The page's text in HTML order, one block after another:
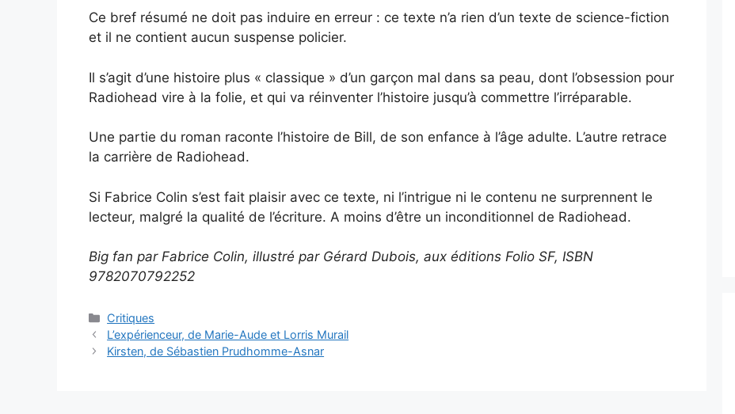
Ce bref résumé ne doit pas induire en erreur : ce texte n’a rien d’un texte de science-fiction
et il ne contient aucun suspense policier.
Il s’agit d’une histoire plus « classique » d’un garçon mal dans sa peau, dont l’obsession pour
Radiohead vire à la folie, et qui va réinventer l’histoire jusqu’à commettre l’irréparable.
Une partie du roman raconte l’histoire de Bill, de son enfance à l’âge adulte. L’autre retrace
la carrière de Radiohead.
Si Fabrice Colin s’est fait plaisir avec ce texte, ni l’intrigue ni le contenu ne surprennent le
lecteur, malgré la qualité de l’écriture. A moins d’être un inconditionnel de Radiohead.
Big fan par Fabrice Colin, illustré par Gérard Dubois, aux éditions Folio SF, ISBN
9782070792252
Critiques
L’expérienceur, de Marie-Aude et Lorris Murail
Kirsten, de Sébastien Prudhomme-Asnar